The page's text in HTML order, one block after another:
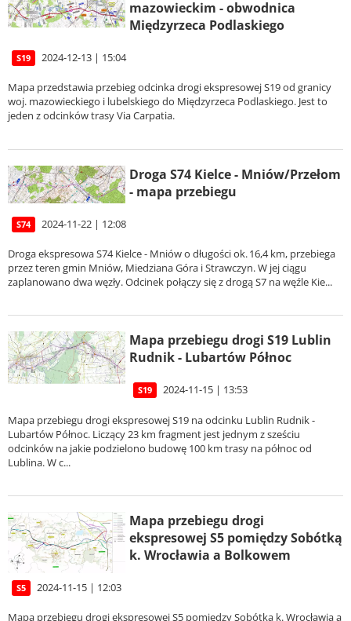
mazowieckim - obwodnica
Międzyrzeca Podlaskiego
S19 2024-12-13 | 15:04
Mapa przedstawia przebieg odcinka drogi ekspresowej S19 od granicy
woj. mazowieckiego i lubelskiego do Międzyrzeca Podlaskiego. Jest to
jeden z odcinków trasy Via Carpatia.
Droga S74 Kielce - Mniów/Przełom
- mapa przebiegu
S74 2024-11-22 | 12:08
Droga ekspresowa S74 Kielce - Mniów o długości ok. 16,4 km, przebiega
przez teren gmin Mniów, Miedziana Góra i Strawczyn. W jej ciągu
zaplanowano dwa węzły. Odcinek połączy się z drogą S7 na węźle Kie...
Mapa przebiegu drogi S19 Lublin
Rudnik - Lubartów Północ
S19 2024-11-15 | 13:53
Mapa przebiegu drogi ekspresowej S19 na odcinku Lublin Rudnik -
Lubartów Północ. Liczący 23 km fragment jest jednym z sześciu
odcinków na jakie podzielono budowę 100 km trasy na północ od
Lublina. W c...
Mapa przebiegu drogi
ekspresowej S5 pomiędzy Sobótką
k. Wrocławia a Bolkowem
S5 2024-11-15 | 12:03
Mapa przebiegu drogi ekspresowej S5 pomiędzy Sobótką k. Wrocławia a